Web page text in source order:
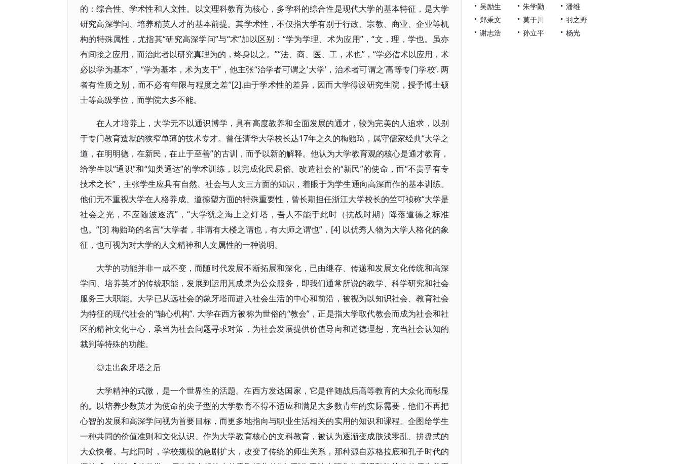
的：综合性、学术性和人文性。以文理科教育为核心，多学科的综合性是现代大学的基本特征，是大学
研究高深学问、培养精英人才的基本前提。其学术性，不仅指大学有别于行政、宗教、商业、企业等机
构的特殊属性，尤指其“研究高深学问”与“术”加以区别：“学为学理、术为应用”，“文，理，学也。虽亦
有间接之应用，而治此者以研究真理为的，终身以之。”“法、商、医、工，术也”，“学必借术以应用，术
必以学为基本”，“学为基本，术为支干”，他主张“治学者可谓之‘大学’，治术者可谓之‘高等专门学校’. 两
者有性质之别，而不必有年限与程度之差”[2].由于学术性的差异，因而大学得设研究生院，授予博士硕
士等高级学位，而学院大多不能。
在人才培养上，大学无不以通识博学，具有高度教养和全面发展的通才，较为完美的人追求，以别
于专门教育造就的狭窄单薄的技术专才。曾任清华大学校长达17年之久的梅贻琦，属守儒家经典“大学之
道，在明明德，在新民，在止于至善”的古训，而予以新的解释。他认为大学教育观的核心是通才教育，
给学生以“通识”和“知类通达”的学术训练，以完成化民易俗、改造社会的“新民”的使命，而“不贵乎有专
技术之长”，主张学生应具有自然、社会与人文三方面的知识，着眼于为学生通向高深而作的基本训练。
他们无不重视大学在人格养成、道德塑方面的特殊重要性，曾长期担任浙江大学校长的竺可祯称“大学是
社会之光，不应随波逐流”，“大学犹之海上之灯塔，吾人不能于此时（抗战时期）降落道德之标准
也。”[3] 梅贻琦的名言“大学者，非谓有大楼之谓也，有大师之谓也”，[4] 以优秀人物为大学人格化的象
征，也可视为对大学的人文精神和人文属性的一种说明。
大学的功能并非一成不变，而随时代发展不断拓展和深化，已由继存、传递和发展文化传统和高深
学问、培养英才的传统职能，发展到运用其成果为公众服务，即我们通常所说的教学、科学研究和社会
服务三大职能。大学已从远社会的象牙塔而进入社会生活的中心和前沿，被视为以知识社会、教育社会
为特征的现代社会的“轴心机构”. 大学在西方被称为世俗的“教会”，正是指大学取代教会而成为社会和社
区的精神文化中心，承当为社会问题寻求对策，为社会发展提供价值导向和道德理想，充当社会认知的
裁判等特殊的功能。
◎走出象牙塔之后
大学精神的式微，是一个世界性的活题。在西方发达国家，它是伴随战后高等教育的大众化而彰显
的。以培养少数英才为使命的尖子型的大学教育不得不适应和满足大多数青年的实际需要，他们不再把
心智的发展和高深学问视为首要目标，而更多地指向与职业生活相关的实用的知识和课程。企图给学生
一种共同的价值准则和文化认识、作为大学教育核心的文科教育，被认为逐渐变成肤浅零乱、拚盘式的
大众快餐。与此同时，学校规模的急剧扩大，改变了传统的师生关系，那种源自苏格拉底和孔子时代的
吴励生
朱学勤
潘维
郑秉文
莫于川
羽之野
谢志浩
孙立平 杨光